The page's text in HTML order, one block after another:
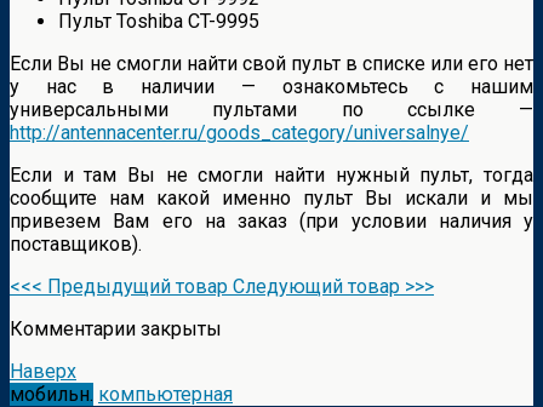
Пульт Toshiba CT-9995
Если Вы не смогли найти свой пульт в списке или его нет
у нас в наличии — ознакомьтесь с нашим
универсальными пультами по ссылке —
http://antennacenter.ru/goods_category/universalnye/
Если и там Вы не смогли найти нужный пульт, тогда
сообщите нам какой именно пульт Вы искали и мы
привезем Вам его на заказ (при условии наличия у
поставщиков).
<<< Предыдущий товар Следующий товар >>>
Комментарии закрыты
Наверх
мобильн. компьютерная